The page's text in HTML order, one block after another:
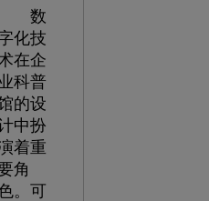
数
化技
在企
科普
的设
中扮
着重
角
。可